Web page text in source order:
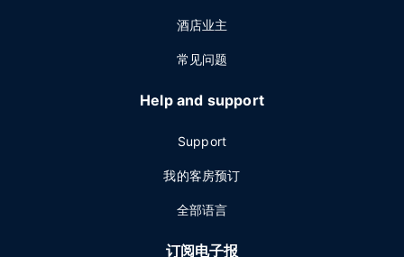
酒店业主
常见问题
Help and support
Support
我的客房预订
全部语言
订阅电子报